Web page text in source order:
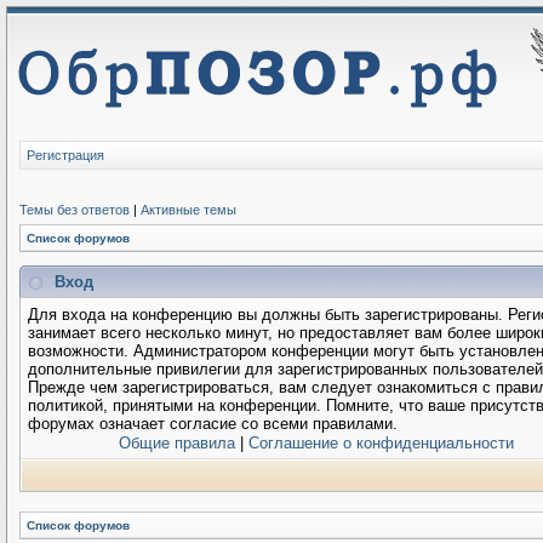
Регистрация
Темы без ответов | Активные темы
Список форумов
Вход
Для входа на конференцию вы должны быть зарегистрированы.
занимает всего несколько минут, но предоставляет вам более
возможности. Администратором конференции могут быть
дополнительные привилегии для зарегистрированных
Прежде чем зарегистрироваться, вам следует ознакомиться с
политикой, принятыми на конференции. Помните, что ваше
форумах означает согласие со всеми правилами.
Общие правила| Соглашение о конфиденциальности
Список форумов